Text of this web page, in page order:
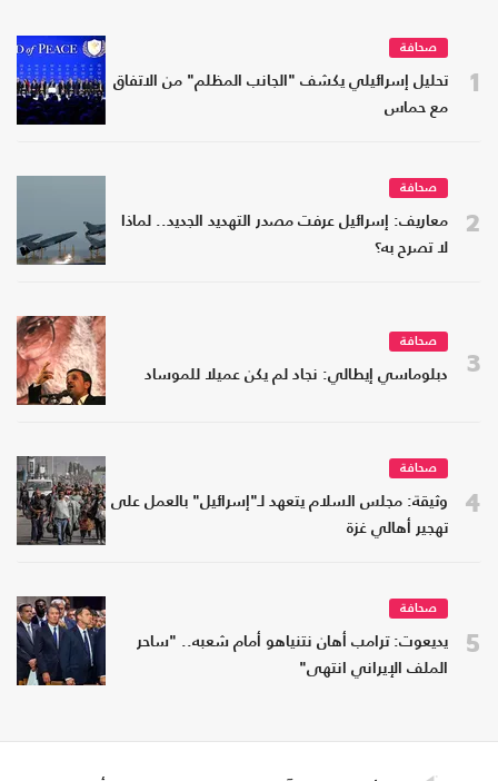
1
صحافة
تحليل إسرائيلي يكشف "الجانب المظلم" من الاتفاق
مع حماس
2
صحافة
معاريف: إسرائيل عرفت مصدر التهديد الجديد.. لماذا
لا تصرح به؟
3
صحافة
دبلوماسي إيطالي: نجاد لم يكن عميلا للموساد
4
صحافة
وثيقة: مجلس السلام يتعهد لـ"إسرائيل" بالعمل على
تهجير أهالي غزة
5
صحافة
يديعوت: ترامب أهان نتنياهو أمام شعبه.. "ساحر
الملف الإيراني انتهى"